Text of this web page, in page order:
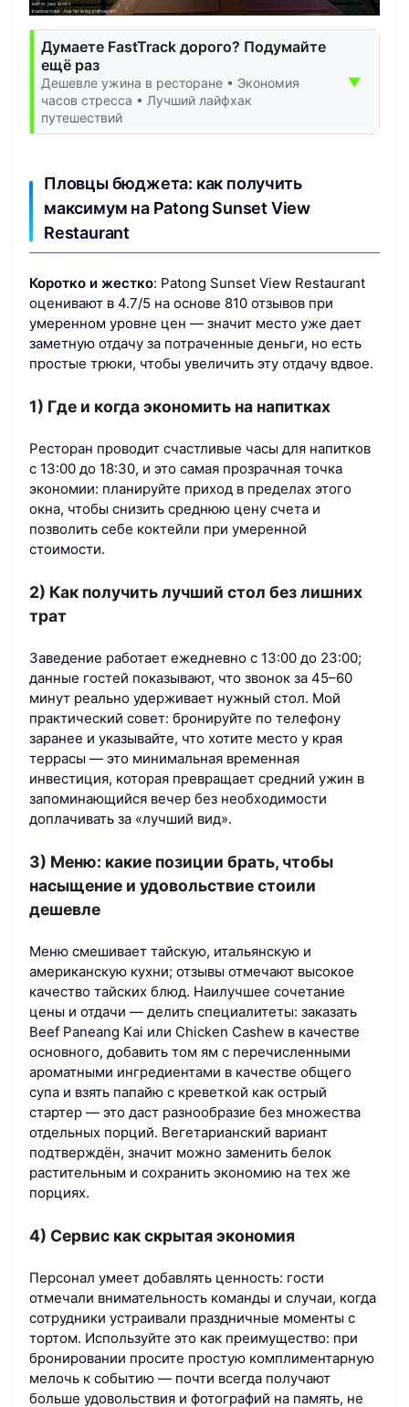
Думаете FastTrack дорого? Подумайте
ещё раз
Дешевле ужина в ресторане • Экономия
часов стресса • Лучший лайфхак
путешествий
▼
Пловцы бюджета: как получить
максимум на Patong Sunset View
Restaurant
Коротко и жестко: Patong Sunset View Restaurant
оценивают в 4.7/5 на основе 810 отзывов при
умеренном уровне цен — значит место уже дает
заметную отдачу за потраченные деньги, но есть
простые трюки, чтобы увеличить эту отдачу вдвое.
1) Где и когда экономить на напитках
Ресторан проводит счастливые часы для напитков
с 13:00 до 18:30, и это самая прозрачная точка
экономии: планируйте приход в пределах этого
окна, чтобы снизить среднюю цену счета и
позволить себе коктейли при умеренной
стоимости.
2) Как получить лучший стол без лишних
трат
Заведение работает ежедневно с 13:00 до 23:00;
данные гостей показывают, что звонок за 45–60
минут реально удерживает нужный стол. Мой
практический совет: бронируйте по телефону
заранее и указывайте, что хотите место у края
террасы — это минимальная временная
инвестиция, которая превращает средний ужин в
запоминающийся вечер без необходимости
доплачивать за «лучший вид».
3) Меню: какие позиции брать, чтобы
насыщение и удовольствие стоили
дешевле
Меню смешивает тайскую, итальянскую и
американскую кухни; отзывы отмечают высокое
качество тайских блюд. Наилучшее сочетание
цены и отдачи — делить специалитеты: заказать
Beef Paneang Kai или Chicken Cashew в качестве
основного, добавить том ям с перечисленными
ароматными ингредиентами в качестве общего
супа и взять папайю с креветкой как острый
стартер — это даст разнообразие без множества
отдельных порций. Вегетарианский вариант
подтверждён, значит можно заменить белок
растительным и сохранить экономию на тех же
порциях.
4) Сервис как скрытая экономия
Персонал умеет добавлять ценность: гости
отмечали внимательность команды и случаи, когда
сотрудники устраивали праздничные моменты с
тортом. Используйте это как преимущество: при
бронировании просите простую комплиментарную
мелочь к событию — почти всегда получают
больше удовольствия и фотографий на память, не